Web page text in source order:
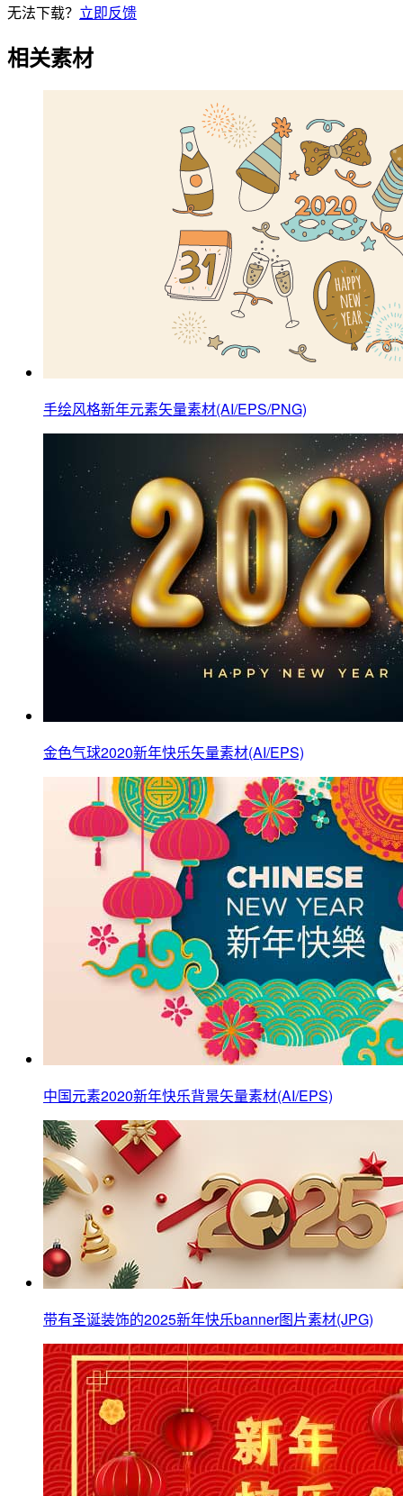
无法下载？ 立即反馈
相关素材
手绘风格新年元素矢量素材(AI/EPS/PNG)
金色气球2020新年快乐矢量素材(AI/EPS)
中国元素2020新年快乐背景矢量素材(AI/EPS)
带有圣诞装饰的2025新年快乐banner图片素材(JPG)